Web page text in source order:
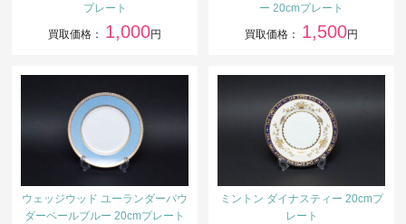
プレート
買取価格： 1,000円
ー 20cmプレート
買取価格： 1,500円
ウェッジウッド ユーランダーパウ
ダーペールブルー 20cmプレート
ミントン ダイナスティー 20cmプ
レート